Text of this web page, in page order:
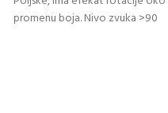
promenu boja. Nivo zvuka >90